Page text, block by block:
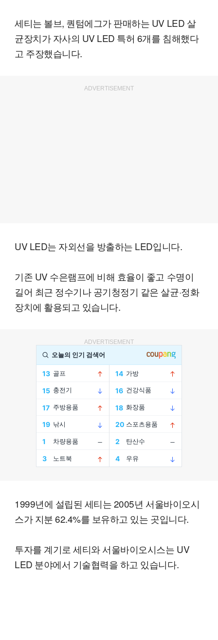
세티는 볼브, 퀀텀에그가 판매하는 UV LED 살
균장치가 자사의 UV LED 특허 6개를 침해했다
고 주장했습니다.
ADVERTISEMENT
UV LED는 자외선을 방출하는 LED입니다.
기존 UV 수은램프에 비해 효율이 좋고 수명이
길어 최근 정수기나 공기청정기 같은 살균·정화
장치에 활용되고 있습니다.
ADVERTISEMENT
1999년에 설립된 세티는 2005년 서울바이오시
스가 지분 62.4%를 보유하고 있는 곳입니다.
투자를 계기로 세티와 서울바이오시스는 UV
LED 분야에서 기술협력을 하고 있습니다.